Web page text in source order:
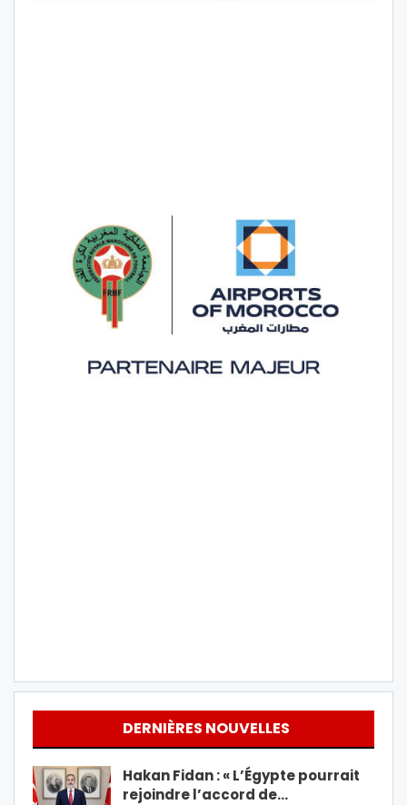
DERNIÈRES NOUVELLES
Hakan Fidan : « L’Égypte pourrait
rejoindre l’accord de…